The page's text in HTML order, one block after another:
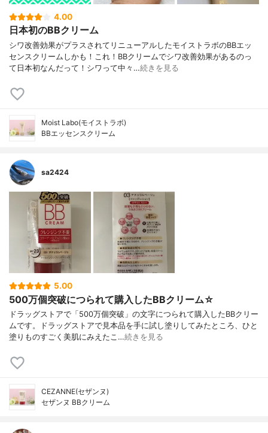
4.00
日本初のBBクリーム
シワ改善効果がプラスされてリニューアルしたモイストラボのBBエッ
センスクリームしかも！これ！BBクリームでシワ改善効果があるのっ
て日本初なんだって！シワって中々…続きを見る
Moist Labo(モイストラボ)
BBエッセンスクリーム
sa2424
5.00
500万個突破につられて購入したBBクリーム☆
ドラッグストアで「500万個突破」の文字につられて購入したBBクリー
ムです。ドラッグストアで見本品を手に試し塗りしてみたところ、ひと
塗りものすごく美肌にみえたこ…続きを見る
CEZANNE(セザンヌ)
セザンヌ BBクリーム